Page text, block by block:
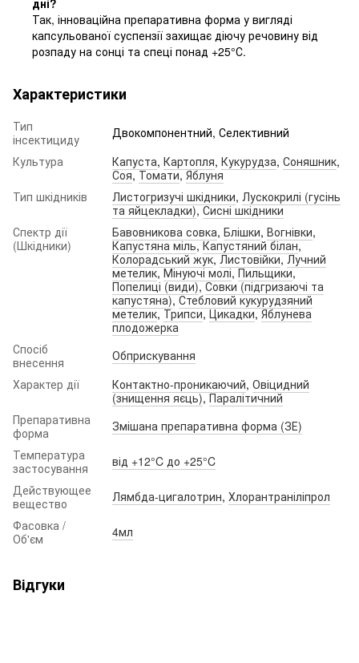
дні?
Так, інноваційна препаративна форма у вигляді
капсульованої суспензії захищає діючу речовину від
розпаду на сонці та спеці понад +25°С.
Характеристики
Тип
інсектициду
Двокомпонентний, Селективний
Культура
Капуста, Картопля, Кукурудза, Соняшник,
Соя,Томати,Яблуня
Тип шкідників
Листогризучі шкідники, Лускокрилі (гусінь
та яйцекладки),Сисні шкідники
Спектр дії
(Шкідники)
Бавовникова совка, Блішки, Вогнівки,
Капустяна міль,Капустяний білан,
Колорадський жук,Листовійки,Лучний
метелик,Мінуючі молі,Пильщики,
Попелиці (види),Совки (підгризаючі та
капустяна),Стебловий кукурудзяний
метелик,Трипси,Цикадки,Яблунева
плодожерка
Спосіб
внесення
Обприскування
Характер дії
Контактно-проникаючий, Овіцидний
(знищення яєць),Паралітичний
Препаративна
форма
Змішана препаративна форма (ЗЕ)
Температура
застосування
від +12°C до +25°C
Действующее
вещество
Лямбда-цигалотрин, Хлорантраніліпрол
Фасовка /
Об'єм
4мл
Відгуки